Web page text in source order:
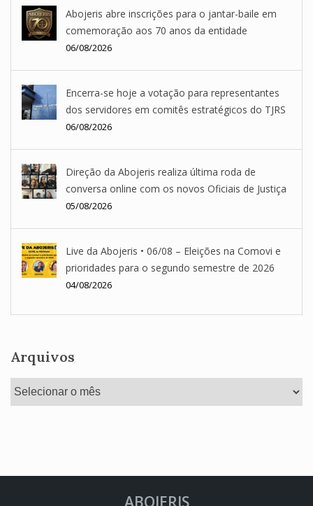
Abojeris abre inscrições para o jantar-baile em
comemoração aos 70 anos da entidade
06/08/2026
Encerra-se hoje a votação para representantes
dos servidores em comitês estratégicos do TJRS
06/08/2026
Direção da Abojeris realiza última roda de
conversa online com os novos Oficiais de Justiça
05/08/2026
Live da Abojeris • 06/08 – Eleições na Comovi e
prioridades para o segundo semestre de 2026
04/08/2026
Arquivos
Arquivos
ABOJERIS